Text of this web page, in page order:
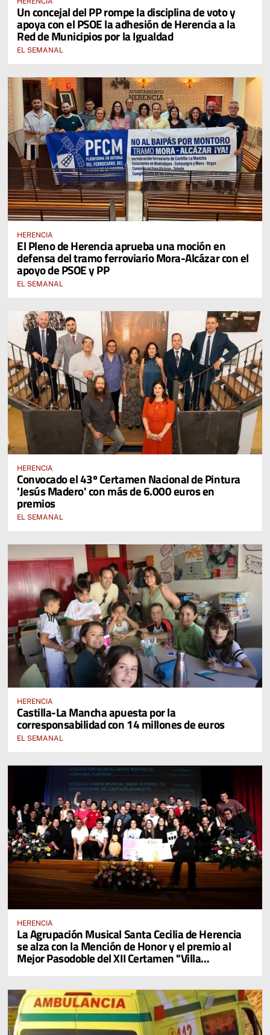
Un concejal del PP rompe la disciplina de voto y
apoya con el PSOE la adhesión de Herencia a la
Red de Municipios por la Igualdad
EL SEMANAL
HERENCIA
El Pleno de Herencia aprueba una moción en
defensa del tramo ferroviario Mora-Alcázar con el
apoyo de PSOE y PP
EL SEMANAL
HERENCIA
Convocado el 43º Certamen Nacional de Pintura
'Jesús Madero' con más de 6.000 euros en
premios
EL SEMANAL
HERENCIA
Castilla-La Mancha apuesta por la
corresponsabilidad con 14 millones de euros
EL SEMANAL
HERENCIA
La Agrupación Musical Santa Cecilia de Herencia
se alza con la Mención de Honor y el premio al
Mejor Pasodoble del XII Certamen "Villa
Cervantina de Mota del Cuervo"